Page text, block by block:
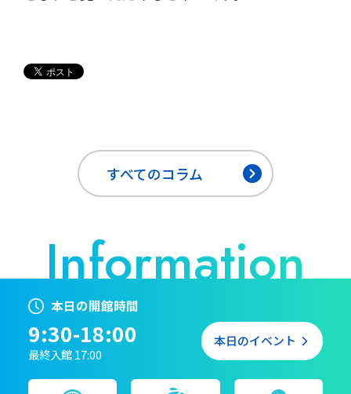
すべてのコラム
本日の開館時間
9:30-18:00
最終入館 17:00
本日のイベント